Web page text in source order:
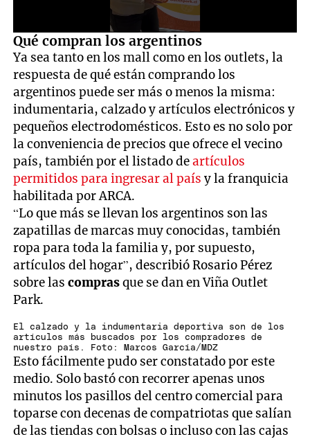
0
seconds
of
1
minute,
26
seconds
Qué compran los argentinos
Ya sea tanto en los mall como en los outlets, la
respuesta de qué están comprando los
argentinos puede ser más o menos la misma:
indumentaria, calzado y artículos electrónicos y
pequeños electrodomésticos. Esto es no solo por
la conveniencia de precios que ofrece el vecino
país, también por el listado deartículos
permitidos para ingresar al país y la franquicia
habilitada por ARCA.
“Lo que más se llevan los argentinos son las
zapatillas de marcas muy conocidas, también
ropa para toda la familia y, por supuesto,
artículos del hogar”, describió Rosario Pérez
sobre lascomprasque se dan en Viña Outlet
Park.
El calzado y la indumentaria deportiva son de los
artículos más buscados por los compradores de
nuestro país. Foto: Marcos García/MDZ
Esto fácilmente pudo ser constatado por este
medio. Solo bastó con recorrer apenas unos
minutos los pasillos del centro comercial para
toparse con decenas de compatriotas que salían
de las tiendas con bolsas o incluso con las cajas